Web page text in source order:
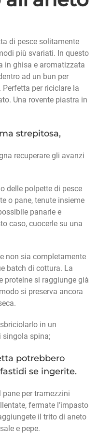
di pesce solitamente
più svariati. In questo
in ghisa e aromatizzata
ad un bun per
Perfetta per riciclare la
Una rovente piastra in
strepitosa,
recuperare gli avanzi
delle polpette di pesce
o pane, tenute insieme
panarle e
caso, cuocerle su una
non sia completamente
batch di cottura. La
proteine si raggiunge già
si preserva ancora
in un
singola spina;
potrebbero
se ingerite.
pane per tramezzini
fermate l’impasto
il trito di aneto
e pepe.